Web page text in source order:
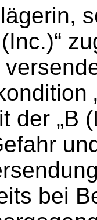
der „B
bei